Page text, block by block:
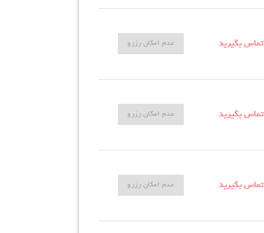
تماس بگیرید عدم امکان رزرو
تماس بگیرید عدم امکان رزرو
تماس بگیرید عدم امکان رزرو